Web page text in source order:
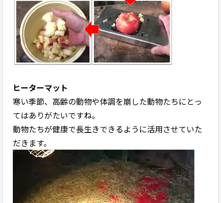
ヒーターマット
寒い季節、高齢の動物や体調を崩した動物たちにとっ
てはありがたいですね。
動物たちが健康で長生きできるように活用させていた
だきます。